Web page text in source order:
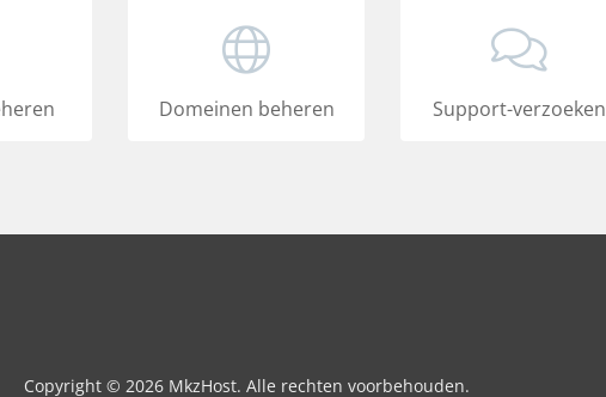
Domeinen beheren Support-verzoeken
Copyright © 2026 MkzHost. Alle rechten voorbehouden.